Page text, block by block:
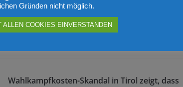
durchschauen die Wähler freilich – und sie
die Rechnung dafür präsentieren.“
Wahlkampfkosten-Skandal in Tirol zeigt, dass
Gründen nicht möglich.
ALLEN COOKIES EINVERSTANDEN